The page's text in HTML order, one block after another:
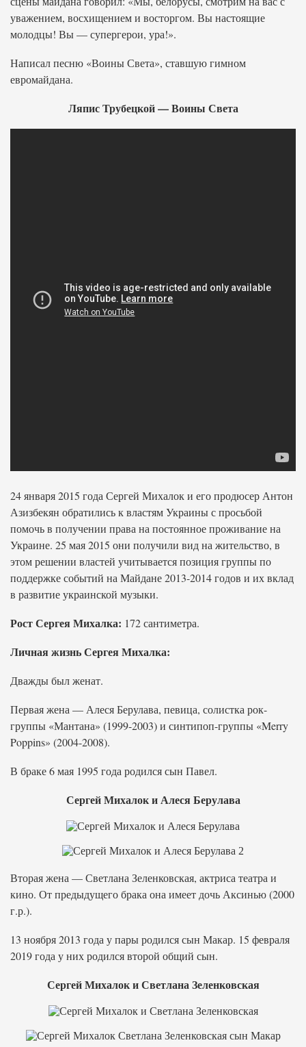
уважением, восхищением и восторгом. Вы настоящие
молодцы! Вы — супергерои, ура!».
Написал песню «Воины Света», ставшую гимном
евромайдана.
Ляпис Трубецкой — Воины Света
24 января 2015 года Сергей Михалок и его продюсер Антон
Азизбекян обратились к властям Украины с просьбой
помочь в получении права на постоянное проживание на
Украине. 25 мая 2015 они получили вид на жительство, в
этом решении властей учитывается позиция группы по
поддержке событий на Майдане 2013-2014 годов и их вклад
в развитие украинской музыки.
Рост Сергея Михалка: 172 сантиметра.
Личная жизнь Сергея Михалка:
Дважды был женат.
Первая жена — Алеся Берулава, певица, солистка рок-
группы «Мантана» (1999-2003) и синтипоп-группы «Merry
Poppins» (2004-2008).
В браке 6 мая 1995 года родился сын Павел.
Сергей Михалок и Алеся Берулава
Вторая жена — Светлана Зеленковская, актриса театра и
кино. От предыдущего брака она имеет дочь Аксинью (2000
г.р.).
13 ноября 2013 года у пары родился сын Макар. 15 февраля
2019 года у них родился второй общий сын.
Сергей Михалок и Светлана Зеленковская